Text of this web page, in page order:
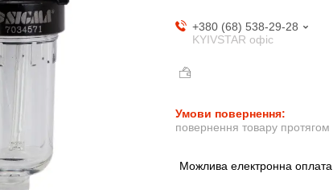
+380 (68) 538-29-28
KYIVSTAR офіс
повернення товару протягом